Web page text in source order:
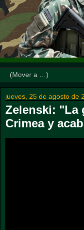
jueves, 25 de agosto de
Zelenski: "La
Crimea y